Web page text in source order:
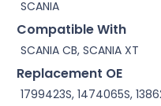
SCANIA
Compatible With
SCANIA CB, SCANIA XT
Replacement OE
1799423S, 1474065S,